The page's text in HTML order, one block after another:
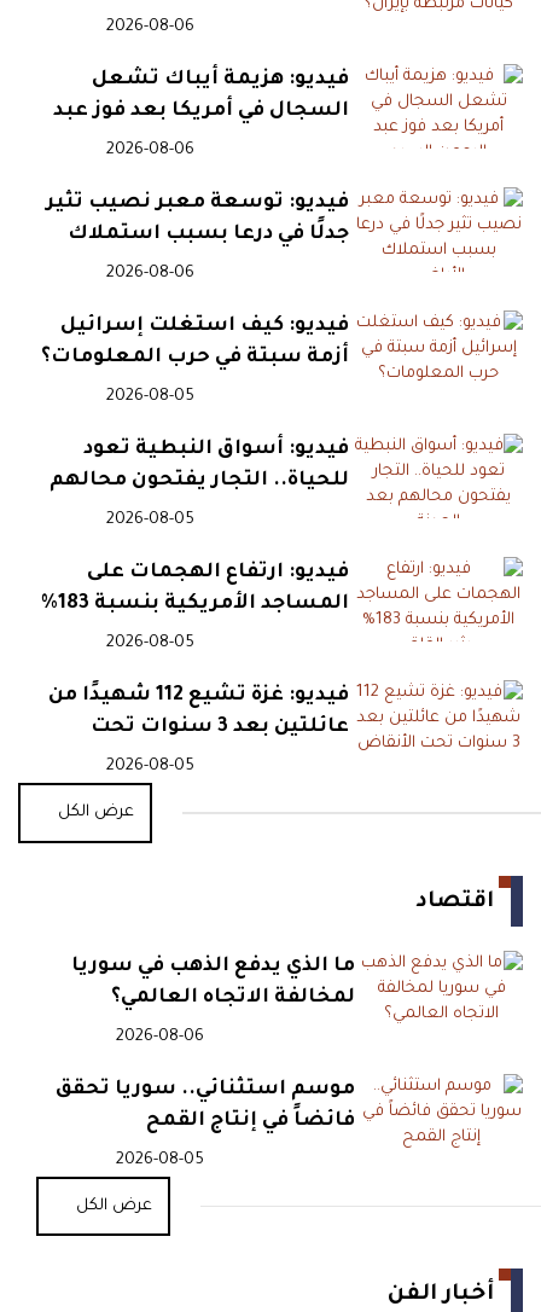
2026-08-06
فيديو: هزيمة أيباك تشعل
السجال في أمريكا بعد فوز عبد
2026-08-06
فيديو: توسعة معبر نصيب تثير
جدلًا في درعا بسبب استملاك
2026-08-06
فيديو: كيف استغلت إسرائيل
أزمة سبتة في حرب المعلومات؟
2026-08-05
فيديو: أسواق النبطية تعود
للحياة.. التجار يفتحون محالهم
2026-08-05
فيديو: ارتفاع الهجمات على
المساجد الأمريكية بنسبة 183%
2026-08-05
فيديو: غزة تشيع 112 شهيدًا من
عائلتين بعد 3 سنوات تحت
2026-08-05
عرض الكل
اقتصاد
ما الذي يدفع الذهب في سوريا
لمخالفة الاتجاه العالمي؟
2026-08-06
موسم استثنائي.. سوريا تحقق
فائضاً في إنتاج القمح
2026-08-05
عرض الكل
أخبار الفن